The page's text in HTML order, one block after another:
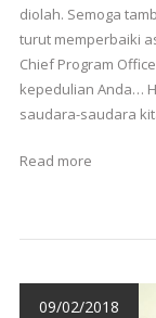
diolah. Semoga
turut memperbaiki
Chief Program
kepedulian Anda…
saudara-saudara
Read more
09/02/2018